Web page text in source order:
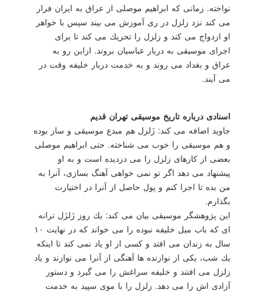
نواخته. زمانی كه ابراهیم موصلی از عراق به ایران فرار
می كند نزد زلزل در ری آموزش می بیند سپس با خواهر
او ازدواج می كند و زلزل را تحریك می كند تا برای
اجرای موسیقی به دربار عباسیان بروند. ازاین رو به
عراق و بغداد می روند و به خدمت دربار خلیفه وقت در
می آیند.
اسنادی درباره تاریخ موسیقی تهران قدیم
جاوید اضافه می كند: زَلزل هم مبدع موسیقی و ساز بوده
و هم موسیقی را خوب می شناخته. حتی ابراهیم موصلی
بعضی از كارهای زلزل را می دزدیده است و به او
پیشنهاد می دهد اگر تو نمی خواهی آهنگ بسازی، آنرا به
من بده تا اجرا كنم و پول حاصل از آنرا در اختیارت
بگذارم.
این پژوهشگر موسیقی بیان می كند: یك روز زَلزَل ترانه
ای كه باب میل خلیفه نبوده را می خواند كه در نهایت ۱۰
سال به زندان می افتد و كسی از او یاد نمی كند تا اینكه
یك شب، یكی از نوازنده ها آهنگی از آنرا می نوازند و یاد
زلزل می افتند و خلیفه سراغش را می گیرد و دستور
آزادی اش را می دهد. زلزل را با موی سپید به خدمت